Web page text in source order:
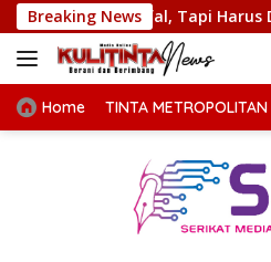
Langsung
ke
konten
Breaking News
Tapi Harus Diamalkan
Home TINTA METROPOLITAN